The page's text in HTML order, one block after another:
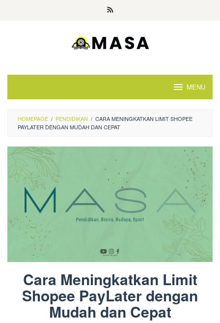
MENU
HOMEPAGE / PENDIDIKAN / CARA MENINGKATKAN LIMIT SHOPEE
PAYLATER DENGAN MUDAH DAN CEPAT
Cara Meningkatkan Limit
Shopee PayLater dengan
Mudah dan Cepat